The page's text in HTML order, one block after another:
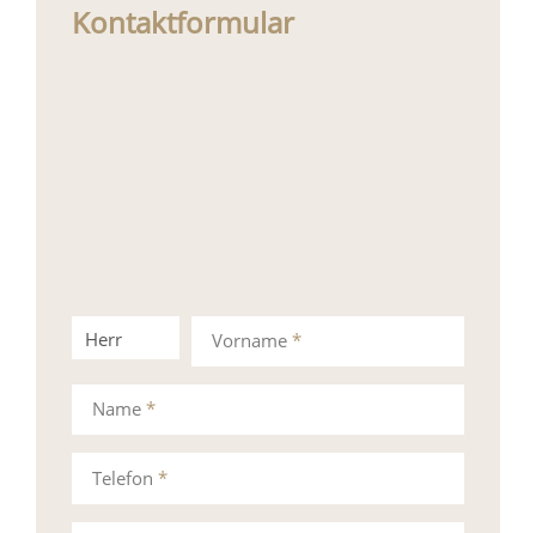
Kontaktformular
Herr Frau
Vorname *
Telefon *
Name *